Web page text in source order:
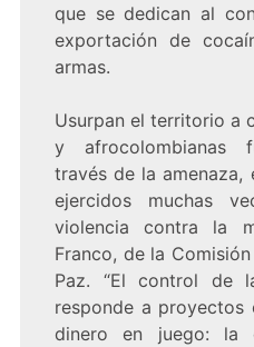
que se dedican al
exportación de
armas.
Usurpan el territorio a
y afrocolombianas
través de la
ejercidos muchas
violencia contra la
Franco, de la
Paz. “El control de
responde a proyectos
dinero en juego: la